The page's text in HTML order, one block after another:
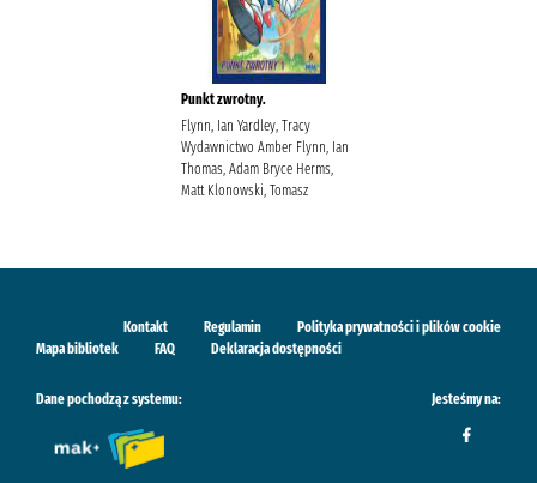
Punkt zwrotny.
Flynn, Ian Yardley, Tracy
Wydawnictwo Amber Flynn, Ian
Thomas, Adam Bryce Herms,
Matt Klonowski, Tomasz
Kontakt Regulamin
Polityka prywatności i plików cookie
Mapa bibliotek
FAQ Deklaracja dostępności
Dane pochodzą z systemu: Jesteśmy na: